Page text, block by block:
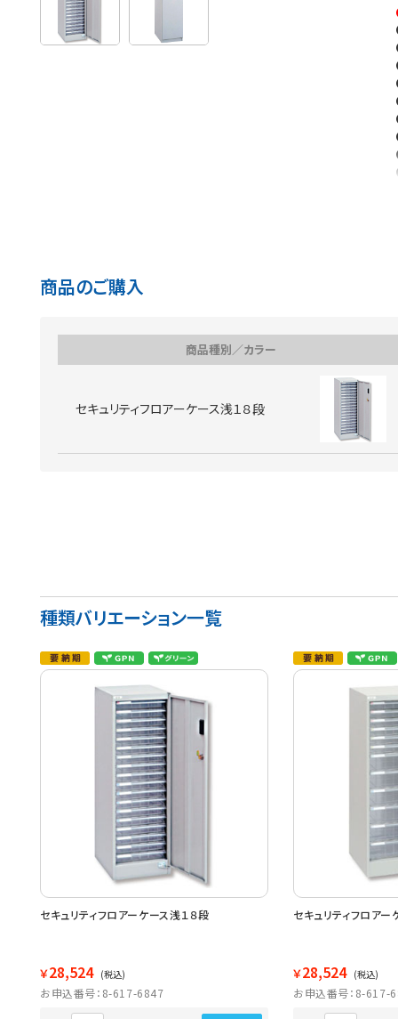
商品のご購入
商品種別／カラー
セキュリティフロアーケース浅１８段
種類バリエーション一覧
セキュリティフロアーケース浅１８段
￥28,524 (税込)
お申込番号：8-617-6847
セキュリティフロア
￥28,524 (税込)
お申込番号：8-617-